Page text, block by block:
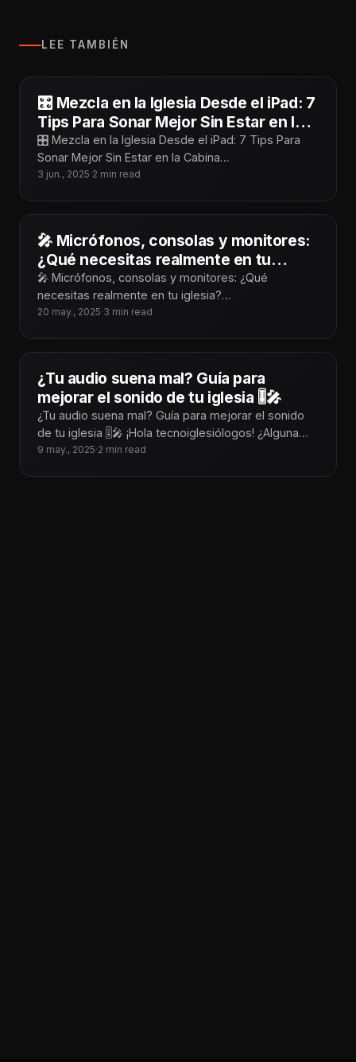
LEE TAMBIÉN
🎛️ Mezcla en la Iglesia Desde el iPad: 7
Tips Para Sonar Mejor Sin Estar en la
Cabina
🎛️ Mezcla en la Iglesia Desde el iPad: 7 Tips Para
Sonar Mejor Sin Estar en la Cabina
¡Tecnoiglesiólogos! Mezclar desde
3 jun., 2025·2 min read
🎤 Micrófonos, consolas y monitores:
¿Qué necesitas realmente en tu
iglesia?
🎤 Micrófonos, consolas y monitores: ¿Qué
necesitas realmente en tu iglesia?
¡Tecnoiglesiólogos! Cuando hablamos de audio para
20 may., 2025·3 min read
¿Tu audio suena mal? Guía para
mejorar el sonido de tu iglesia 🎚️🎤
¿Tu audio suena mal? Guía para mejorar el sonido
de tu iglesia 🎚️🎤 ¡Hola tecnoiglesiólogos! ¿Alguna
vez has estado en medio
9 may., 2025·2 min read